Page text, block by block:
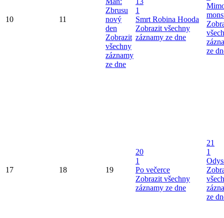
10 11
Zbrusu
nový
den
Zobrazit
všechny
záznamy
ze dne
1
Smrt Robina Hooda
Zobrazit všechny
záznamy ze dne
ze
17 18 19
20
1
Po večerce
Zobrazit všechny
záznamy ze dne
21
1
ze